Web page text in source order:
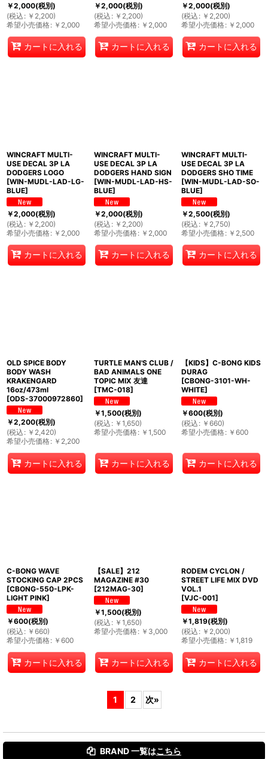
￥2,000(税別)
(税込 : ￥ 2,200)
希望小売価格: ￥ 2,000
カートに入れる
￥2,000(税別)
(税込 : ￥ 2,200)
希望小売価格: ￥ 2,000
カートに入れる
￥2,000(税別)
(税込 : ￥ 2,200)
希望小売価格: ￥ 2,000
カートに入れる
WINCRAFT MULTI-
USE DECAL 3P LA
DODGERS LOGO
[WIN-MUDL-LAD-LG-
BLUE]
￥2,000(税別)
(税込 : ￥ 2,200)
希望小売価格: ￥ 2,000
カートに入れる
WINCRAFT MULTI-
USE DECAL 3P LA
DODGERS HAND SIGN
[WIN-MUDL-LAD-HS-
BLUE]
￥2,000(税別)
(税込 : ￥ 2,200)
希望小売価格: ￥ 2,000
カートに入れる
WINCRAFT MULTI-
USE DECAL 3P LA
DODGERS SHO TIME
[WIN-MUDL-LAD-SO-
BLUE]
￥2,500(税別)
(税込 : ￥ 2,750)
希望小売価格: ￥ 2,500
カートに入れる
OLD SPICE BODY
BODY WASH
KRAKENGARD
16oz/473ml
[ODS-37000972860]
￥2,200(税別)
(税込 : ￥ 2,420)
希望小売価格: ￥ 2,200
カートに入れる
TURTLE MAN'S CLUB /
BAD ANIMALS ONE
TOPIC MIX 友達
[TMC-018]
￥1,500(税別)
(税込 : ￥ 1,650)
希望小売価格: ￥ 1,500
カートに入れる
【KIDS】C-BONG KIDS
DURAG
[CBONG-3101-WH-
WHITE]
￥600(税別)
(税込 : ￥ 660)
希望小売価格: ￥ 600
カートに入れる
C-BONG WAVE
STOCKING CAP 2PCS
[CBONG-550-LPK-
LIGHT PINK]
￥600(税別)
(税込 : ￥ 660)
希望小売価格: ￥ 600
カートに入れる
【SALE】212
MAGAZINE #30
[212MAG-30]
￥1,500(税別)
(税込 : ￥ 1,650)
希望小売価格: ￥ 3,000
カートに入れる
RODEM CYCLON /
STREET LIFE MIX DVD
VOL.1
[VJC-001]
￥1,819(税別)
(税込 : ￥ 2,000)
希望小売価格: ￥ 1,819
カートに入れる
1 2 次»
BRAND 一覧はこちら